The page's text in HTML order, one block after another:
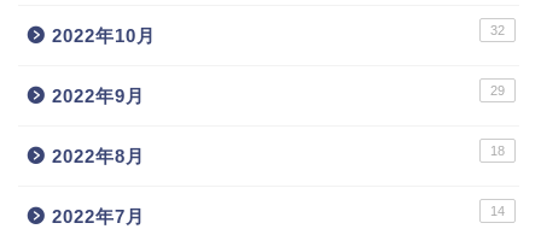
2022年10月 32
2022年9月 29
2022年8月 18
2022年7月 14